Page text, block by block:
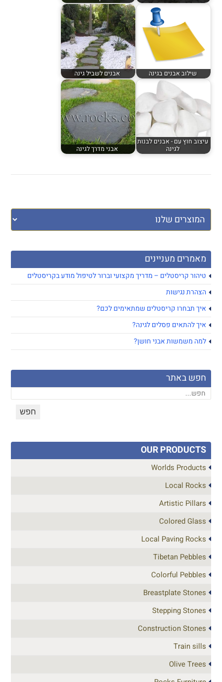
מאמרים מעניינים
טיהור קריסטלים – מדריך מקצועי וברור לטיפול מודע בקריסטלים
הצהרת נגישות
איך תבחרו קריסטלים שמתאימים לכם?
איך להתאים פסלים לגינה?
למה משמשות אבני חושן?
חפש באתר
שילוב אבנים בגינה אבנים לשביל גינה
עיצוב חוץ עם - אבנים לבנות
לגינה
אבני מדרך לגינה
OUR PRODUCTS
Worlds Products
Local Rocks
Artistic Pillars
Colored Glass
Local Paving Rocks
Tibetan Pebbles
Colorful Pebbles
Breastplate Stones
Stepping Stones
Construction Stones
Train sills
Olive Trees